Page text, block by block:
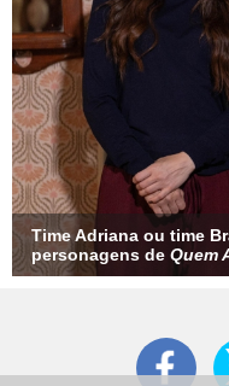
Time Adriana ou time
personagens de Quem